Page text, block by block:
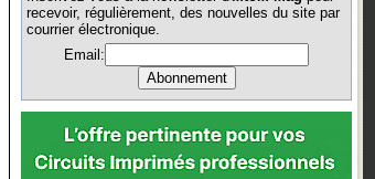
recevoir, régulièrement, des nouvelles du site par
courrier électronique.
Email: